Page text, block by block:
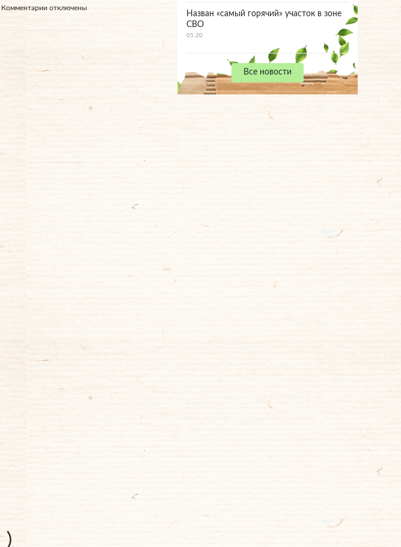
Комментарии отключены
Назван «самый горячий» участок в зоне
СВО
05:20
Все новости